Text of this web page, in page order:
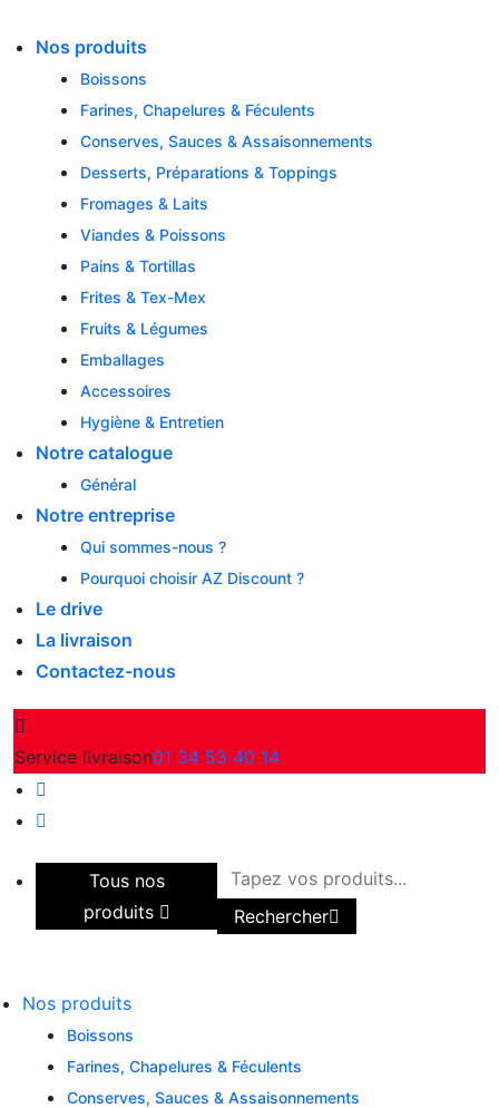
content
Nos produits
Boissons
Farines, Chapelures & Féculents
Conserves, Sauces & Assaisonnements
Desserts, Préparations & Toppings
Fromages & Laits
Viandes & Poissons
Pains & Tortillas
Frites & Tex-Mex
Fruits & Légumes
Emballages
Accessoires
Hygiène & Entretien
Notre catalogue
Général
Notre entreprise
Qui sommes-nous ?
Pourquoi choisir AZ Discount ?
Le drive
La livraison
Contactez-nous
Service livraison01 34 53 40 14
Tous nos
produits
Rechercher
Nos produits
Boissons
Farines, Chapelures & Féculents
Conserves, Sauces & Assaisonnements